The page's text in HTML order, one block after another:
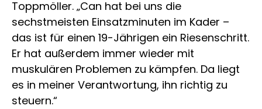
Toppmöller. „Can hat bei uns die
sechstmeisten Einsatzminuten im Kader –
das ist für einen 19-Jährigen ein Riesenschritt.
Er hat außerdem immer wieder mit
muskulären Problemen zu kämpfen. Da liegt
es in meiner Verantwortung, ihn richtig zu
steuern.“